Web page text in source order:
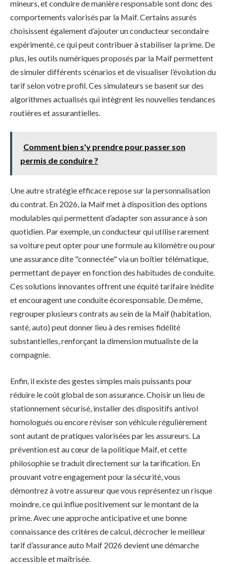
mineurs, et conduire de manière responsable sont donc des
comportements valorisés par la Maif. Certains assurés
choisissent également d’ajouter un conducteur secondaire
expérimenté, ce qui peut contribuer à stabiliser la prime. De
plus, les outils numériques proposés par la Maif permettent
de simuler différents scénarios et de visualiser l’évolution du
tarif selon votre profil. Ces simulateurs se basent sur des
algorithmes actualisés qui intègrent les nouvelles tendances
routières et assurantielles.
Comment bien s'y prendre pour passer son
permis de conduire ?
Une autre stratégie efficace repose sur la personnalisation
du contrat. En 2026, la Maif met à disposition des options
modulables qui permettent d’adapter son assurance à son
quotidien. Par exemple, un conducteur qui utilise rarement
sa voiture peut opter pour une formule au kilomètre ou pour
une assurance dite "connectée" via un boîtier télématique,
permettant de payer en fonction des habitudes de conduite.
Ces solutions innovantes offrent une équité tarifaire inédite
et encouragent une conduite écoresponsable. De même,
regrouper plusieurs contrats au sein de la Maif (habitation,
santé, auto) peut donner lieu à des remises fidélité
substantielles, renforçant la dimension mutualiste de la
compagnie.
Enfin, il existe des gestes simples mais puissants pour
réduire le coût global de son assurance. Choisir un lieu de
stationnement sécurisé, installer des dispositifs antivol
homologués ou encore réviser son véhicule régulièrement
sont autant de pratiques valorisées par les assureurs. La
prévention est au cœur de la politique Maif, et cette
philosophie se traduit directement sur la tarification. En
prouvant votre engagement pour la sécurité, vous
démontrez à votre assureur que vous représentez un risque
moindre, ce qui influe positivement sur le montant de la
prime. Avec une approche anticipative et une bonne
connaissance des critères de calcul, décrocher le meilleur
tarif d’assurance auto Maif 2026 devient une démarche
accessible et maîtrisée.